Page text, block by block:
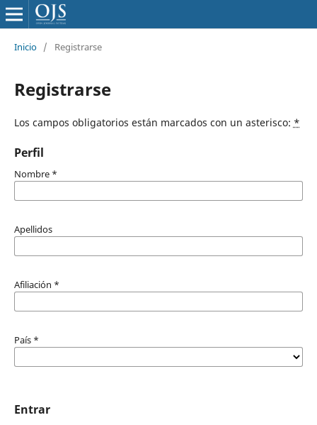
Inicio / Registrarse
Registrarse
Los campos obligatorios están marcados con un asterisco: *
Perfil
Nombre *
Apellidos
Afiliación *
País *
Entrar